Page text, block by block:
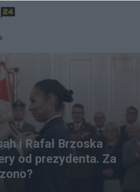
i Rafał Brzoska
od prezydenta. Za